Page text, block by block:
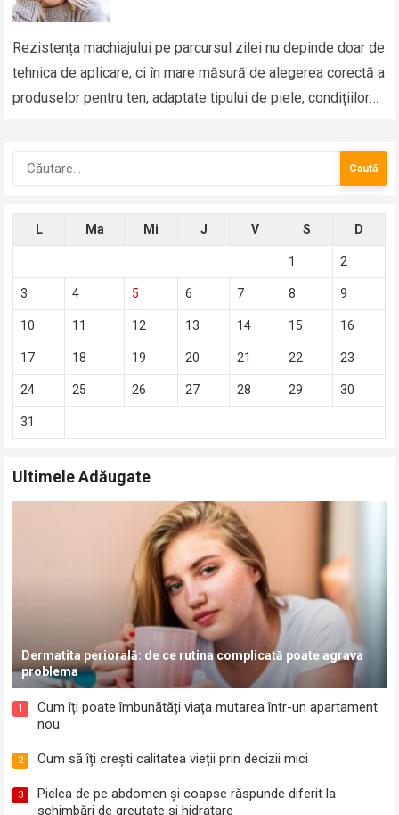
Rezistența machiajului pe parcursul zilei nu depinde doar de
tehnica de aplicare, ci în mare măsură de alegerea corectă a
produselor pentru ten, adaptate tipului de piele, condițiilor
Caută
L Ma Mi J V S D
1 2
3 4 5 6 7 8 9
10 11 12 13 14 15 16
17 18 19 20 21 22 23
24 25 26 27 28 29 30
31
Ultimele Adăugate
Dermatita periorală: de ce rutina complicată poate agrava
problema
1
Cum îți poate îmbunătăți viața mutarea într-un apartament
nou
2 Cum să îți crești calitatea vieții prin decizii mici
3
Pielea de pe abdomen și coapse răspunde diferit la
schimbări de greutate și hidratare